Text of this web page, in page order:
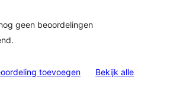
geen beoordelingen
toevoegen Bekijk alle